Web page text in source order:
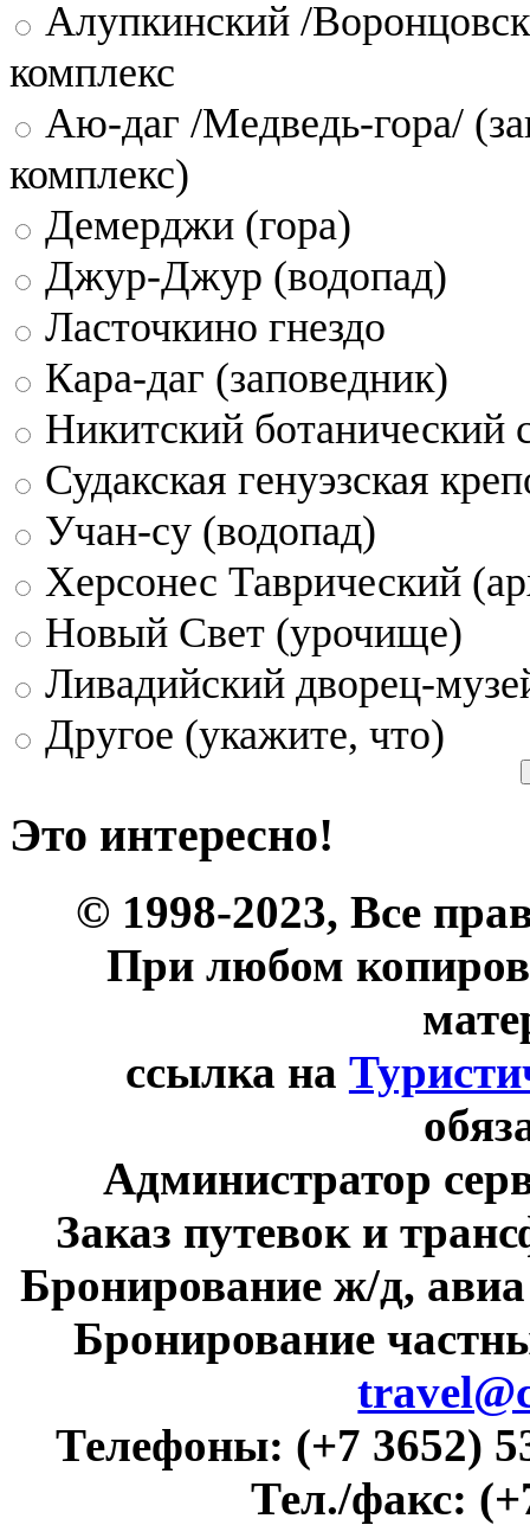
Алупкинский /
комплекс
Аю-даг /Медведь-гора/
комплекс)
Демерджи (гора)
Джур-Джур (водопад)
Ласточкино гнездо
Кара-даг (заповедник)
Никитский ботанический
Судакская генуэзская
Учан-су (водопад)
Херсонес Таврический
Новый Свет (урочище)
Ливадийский дворец-
Другое (укажите, что)
Это интересно!
© 1998-2023, Все
При любом
ссылка на
Администратор
Заказ путевок и
Бронирование ж/д,
Бронирование
Телефоны: (+7 3652)
Тел./факс: